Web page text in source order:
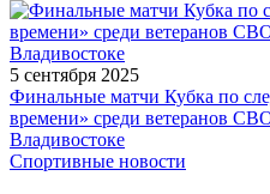
5 сентября 2025
Финальные матчи Кубка по
времени» среди ветеранов
Владивостоке
Спортивные новости